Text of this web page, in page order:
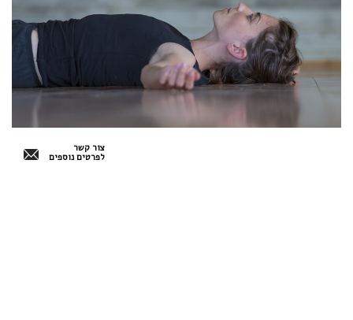
צור קשר
לפרטים נוספים